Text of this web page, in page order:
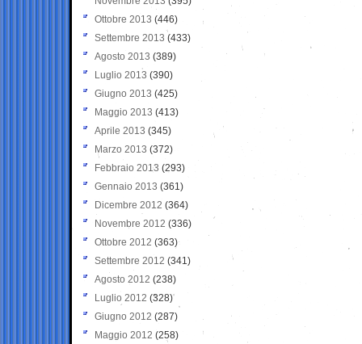
Ottobre 2013 (446)
Settembre 2013 (433)
Agosto 2013 (389)
Luglio 2013 (390)
Giugno 2013 (425)
Maggio 2013 (413)
Aprile 2013 (345)
Marzo 2013 (372)
Febbraio 2013 (293)
Gennaio 2013 (361)
Dicembre 2012 (364)
Novembre 2012 (336)
Ottobre 2012 (363)
Settembre 2012 (341)
Agosto 2012 (238)
Luglio 2012 (328)
Giugno 2012 (287)
Maggio 2012 (258)